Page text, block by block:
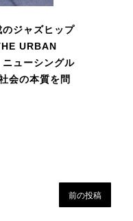
ジャズヒップ
URBAN
ューシングル
会の本質を問
前の投稿